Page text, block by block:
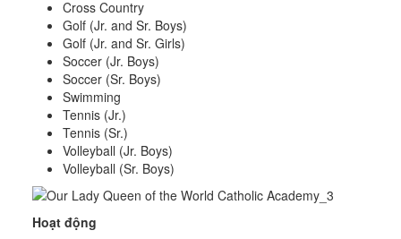
Cross Country
Golf (Jr. and Sr. Boys)
Golf (Jr. and Sr. Girls)
Soccer (Jr. Boys)
Soccer (Sr. Boys)
Swimming
Tennis (Jr.)
Tennis (Sr.)
Volleyball (Jr. Boys)
Volleyball (Sr. Boys)
Hoạt động